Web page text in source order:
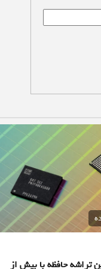
تراشه حافظه با بیش از